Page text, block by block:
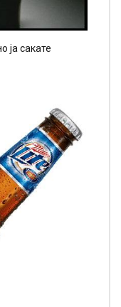
ја сакате